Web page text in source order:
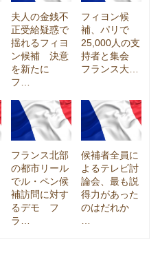
夫人の金銭不
正受給疑惑で
揺れるフィヨ
ン候補 決意
を新たに
フ…
フィヨン候
補、パリで
25,000人の支
持者と集会
フランス大…
フランス北部
の都市リール
でル・ペン候
補訪問に対す
るデモ フ
ラ…
候補者全員に
よるテレビ討
論会、最も説
得力があった
のはだれか